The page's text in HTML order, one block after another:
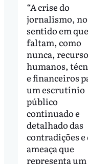
“A crise do
jornalismo, no
sentido em que
faltam, como
nunca,
humanos,
e financeiros
um escrutínio
público
continuado e
detalhado das
contradições e
ameaça que
representa um